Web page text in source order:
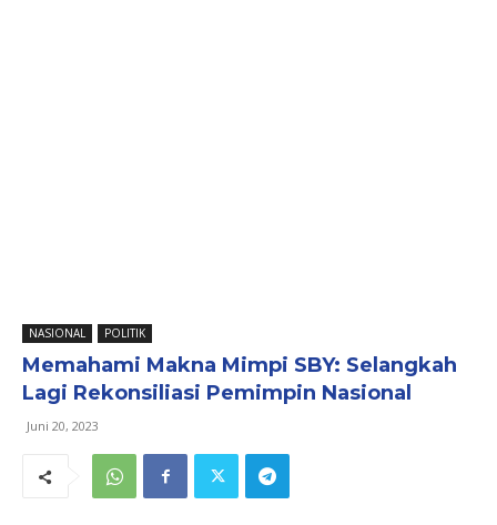
NASIONAL POLITIK
Memahami Makna Mimpi SBY: Selangkah
Lagi Rekonsiliasi Pemimpin Nasional
Juni 20, 2023